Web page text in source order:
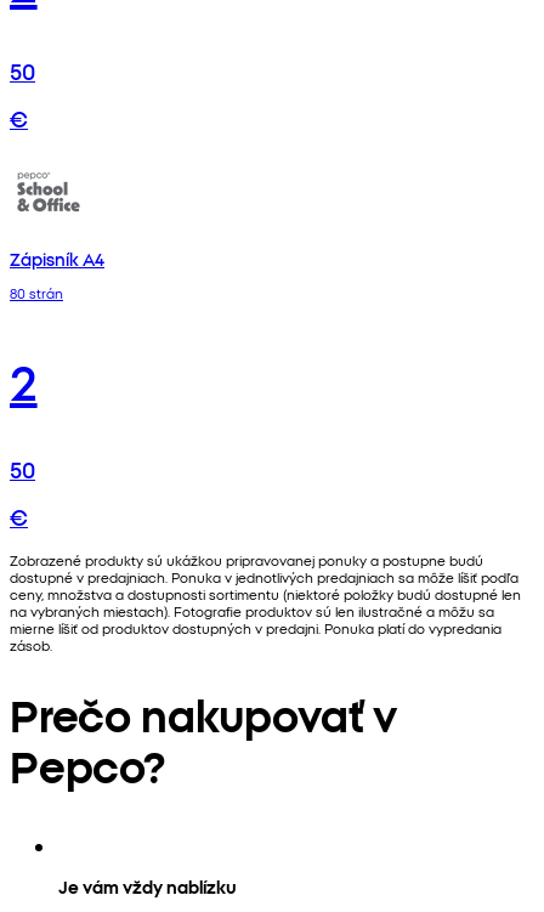
50
€
Zápisník A4
80 strán
2
50
€
Zobrazené produkty sú ukážkou pripravovanej ponuky a postupne budú
dostupné v predajniach. Ponuka v jednotlivých predajniach sa môže líšiť podľa
ceny, množstva a dostupnosti sortimentu (niektoré položky budú dostupné len
na vybraných miestach). Fotografie produktov sú len ilustračné a môžu sa
mierne líšiť od produktov dostupných v predajni. Ponuka platí do vypredania
zásob.
Prečo nakupovať v
Pepco?
Je vám vždy nablízku